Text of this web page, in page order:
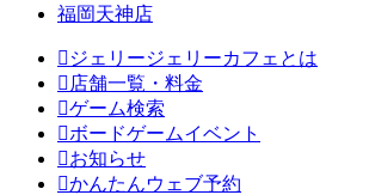
福岡天神店
ジェリージェリーカフェとは
店舗一覧・料金
ゲーム検索
ボードゲームイベント
お知らせ
かんたんウェブ予約